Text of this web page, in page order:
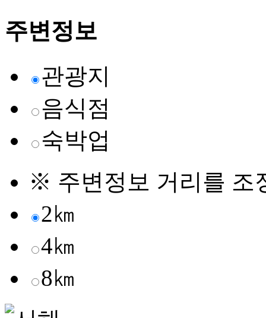
주변정보
관광지
음식점
숙박업
※ 주변정보 거리를 조
2㎞
4㎞
8㎞